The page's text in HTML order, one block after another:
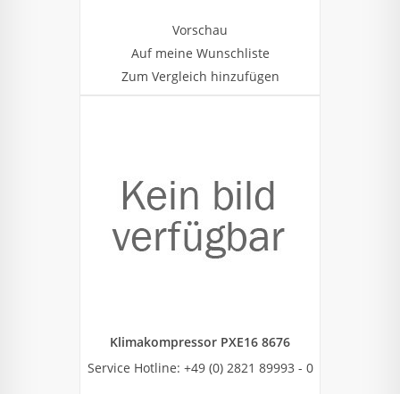
Vorschau
Auf meine Wunschliste
Zum Vergleich hinzufügen
Klimakompressor PXE16 8676
Service Hotline: +49 (0) 2821 89993 - 0